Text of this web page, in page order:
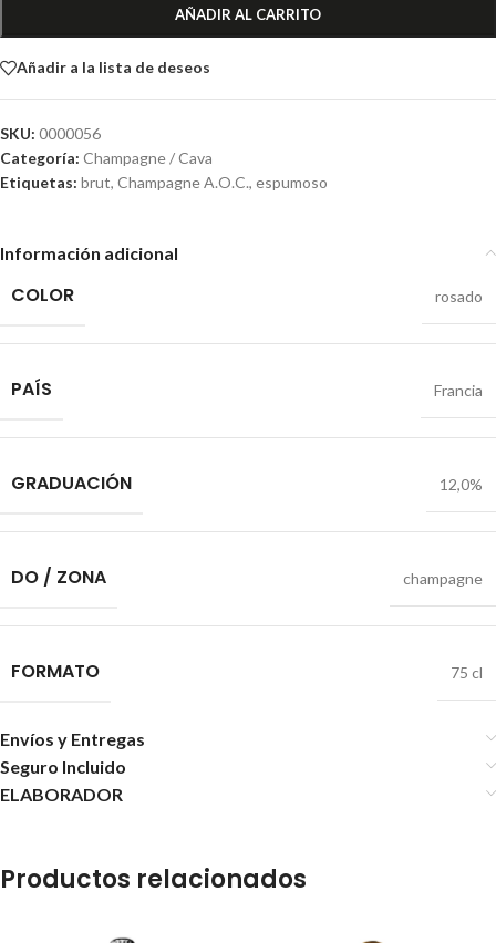
AÑADIR AL CARRITO
Añadir a la lista de deseos
SKU: 0000056
Categoría: Champagne / Cava
Etiquetas: brut, Champagne A.O.C., espumoso
Información adicional
COLOR rosado
PAÍS Francia
GRADUACIÓN 12,0%
DO / ZONA champagne
FORMATO 75 cl
Envíos y Entregas
Seguro Incluido
ELABORADOR
Productos relacionados